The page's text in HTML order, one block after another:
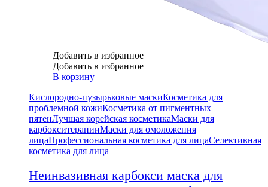
Добавить в избранное
Добавить в избранное
В корзину
Кислородно-пузырьковые маскиКосметика для
проблемной кожиКосметика от пигментных
пятенЛучшая корейская косметикаМаски для
карбокситерапииМаски для омоложения
лицаПрофессиональная косметика для лицаСелективная
косметика для лица
Неинвазивная карбокси маска для